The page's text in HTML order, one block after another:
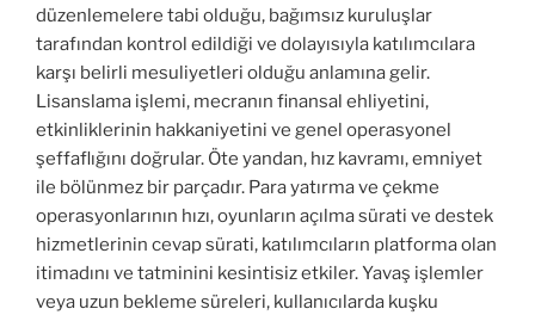
düzenlemelere tabi olduğu, bağımsız kuruluşlar
tarafından kontrol edildiği ve dolayısıyla katılımcılara
karşı belirli mesuliyetleri olduğu anlamına gelir.
Lisanslama işlemi, mecranın finansal ehliyetini,
etkinliklerinin hakkaniyetini ve genel operasyonel
şeffaflığını doğrular. Öte yandan, hız kavramı, emniyet
ile bölünmez bir parçadır. Para yatırma ve çekme
operasyonlarının hızı, oyunların açılma sürati ve destek
hizmetlerinin cevap sürati, katılımcıların platforma olan
itimadını ve tatminini kesintisiz etkiler. Yavaş işlemler
veya uzun bekleme süreleri, kullanıcılarda kuşku